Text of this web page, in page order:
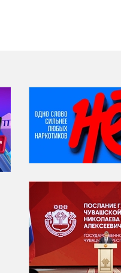
НИ ДНЯ БЕЗ ДАТЫ...
08 августа
КОШЕК